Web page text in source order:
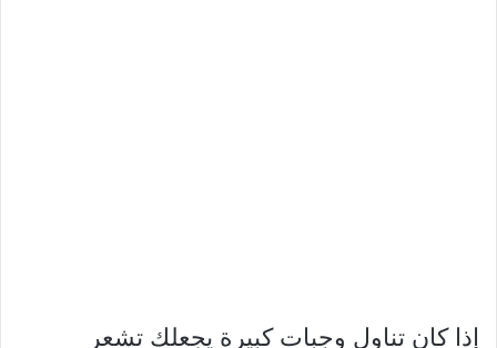
إذا كان تناول وجبات كبيرة يجعلك تشعر